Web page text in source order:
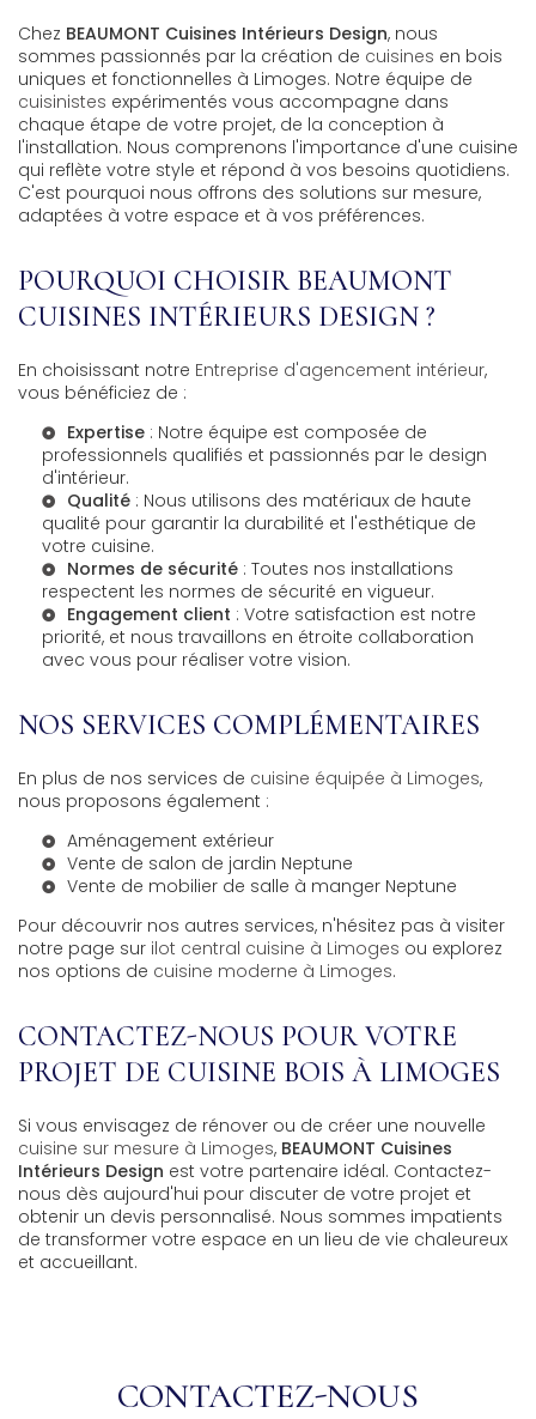
Chez BEAUMONT Cuisines Intérieurs Design, nous
sommes passionnés par la création de cuisines en bois
uniques et fonctionnelles à Limoges. Notre équipe de
cuisinistes expérimentés vous accompagne dans
chaque étape de votre projet, de la conception à
l'installation. Nous comprenons l'importance d'une cuisine
qui reflète votre style et répond à vos besoins quotidiens.
C'est pourquoi nous offrons des solutions sur mesure,
adaptées à votre espace et à vos préférences.
POURQUOI CHOISIR BEAUMONT
CUISINES INTÉRIEURS DESIGN ?
En choisissant notre Entreprise d'agencement intérieur,
vous bénéficiez de :
Expertise : Notre équipe est composée de
professionnels qualifiés et passionnés par le design
d'intérieur.
Qualité : Nous utilisons des matériaux de haute
qualité pour garantir la durabilité et l'esthétique de
votre cuisine.
Normes de sécurité : Toutes nos installations
respectent les normes de sécurité en vigueur.
Engagement client : Votre satisfaction est notre
priorité, et nous travaillons en étroite collaboration
avec vous pour réaliser votre vision.
NOS SERVICES COMPLÉMENTAIRES
En plus de nos services de cuisine équipée à Limoges,
nous proposons également :
Aménagement extérieur
Vente de salon de jardin Neptune
Vente de mobilier de salle à manger Neptune
Pour découvrir nos autres services, n'hésitez pas à visiter
notre page sur ilot central cuisine à Limoges ou explorez
nos options de cuisine moderne à Limoges.
CONTACTEZ-NOUS POUR VOTRE
PROJET DE CUISINE BOIS À LIMOGES
Si vous envisagez de rénover ou de créer une nouvelle
cuisine sur mesure à Limoges, BEAUMONT Cuisines
Intérieurs Design est votre partenaire idéal. Contactez-
nous dès aujourd'hui pour discuter de votre projet et
obtenir un devis personnalisé. Nous sommes impatients
de transformer votre espace en un lieu de vie chaleureux
et accueillant.
CONTACTEZ-NOUS